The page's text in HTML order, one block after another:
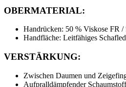
OBERMATERIAL:
Handrücken: 50 % Viskose FR
Handfläche: Leitfähiges
VERSTÄRKUNG:
Zwischen Daumen und
Aufpralldämpfender